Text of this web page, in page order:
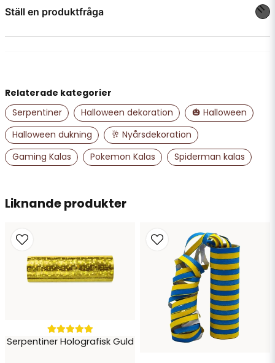
Ställ en produktfråga
name
Namn
email
Mejladress
Liknande produkter
Serpentiner Holografisk Guld
Relaterade kategorier
Serpentiner
Halloween dekoration
🎃 Halloween
Halloween dukning
🥂 Nyårsdekoration
Gaming Kalas
Pokemon Kalas Spiderman kalas